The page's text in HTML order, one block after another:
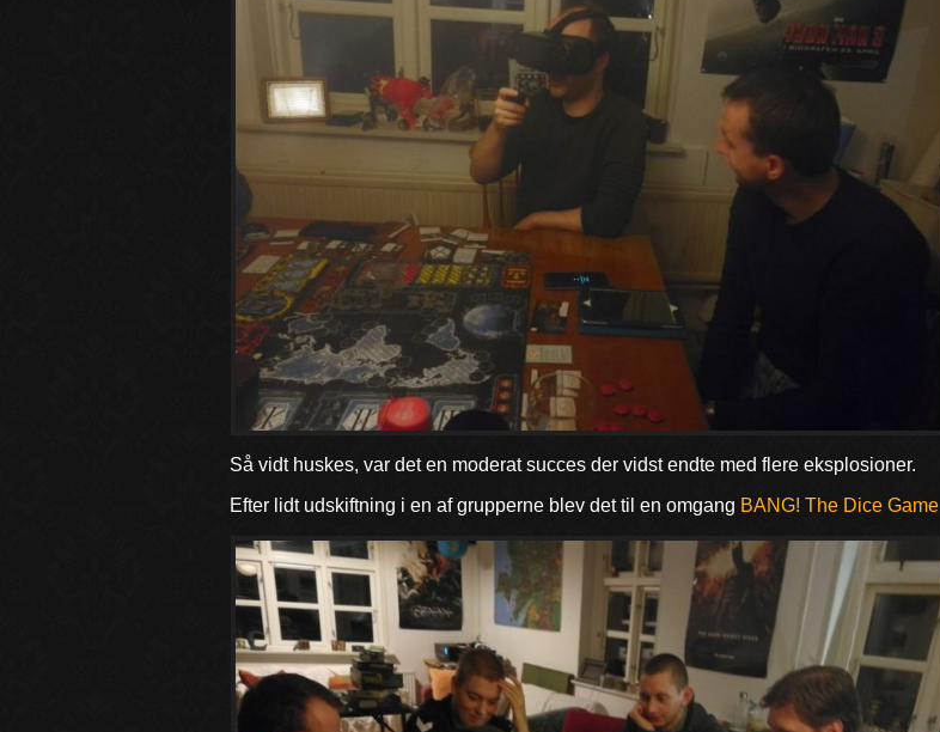
Så vidt huskes, var det en moderat succes der vidst endte med flere eksplosioner.
Efter lidt udskiftning i en af grupperne blev det til en omgang BANG! The Dice Game